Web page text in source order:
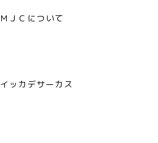
ＭＪＣについて
イッカデサーカス